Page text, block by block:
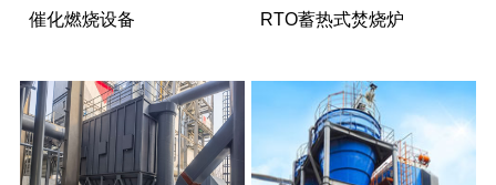
催化燃烧设备 RTO蓄热式焚烧炉